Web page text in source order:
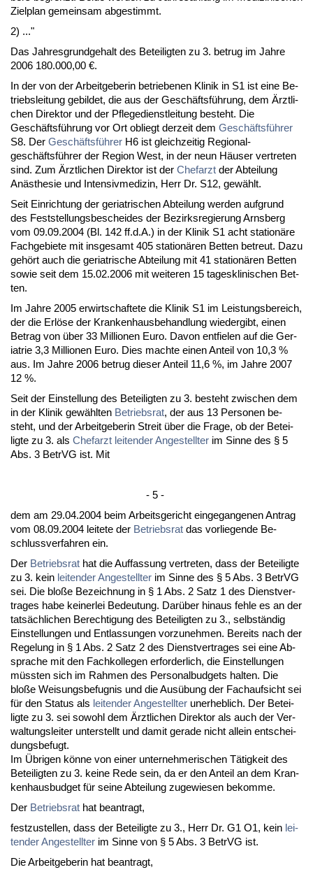
Ziel­plan ge­mein­sam ab­ge­stimmt.
2) ..."
Das Jah­res­grund­ge­halt des Be­tei­lig­ten zu 3. be­trug im Jah­re
2006 180.000,00 €.
In der von der Ar­beit­ge­be­rin be­trie­be­nen Kli­nik in S1 ist ei­ne Be­
triebs­lei­tung ge­bil­det, die aus der Geschäftsführung, dem Ärzt­li­
chen Di­rek­tor und der Pfle­ge­dienst­lei­tung be­steht. Die
Geschäftsführung vor Ort ob­liegt der­zeit dem Geschäftsführer
S8. Der Geschäftsführer H6 ist gleich­zei­tig Re­gio­nal­
geschäftsführer der Re­gi­on West, in der neun Häuser ver­tre­ten
sind. Zum Ärzt­li­chen Di­rek­tor ist der Chef­arzt der Ab­tei­lung
Anästhe­sie und In­ten­siv­me­di­zin, Herr Dr. S12, gewählt.
Seit Ein­rich­tung der ger­ia­tri­schen Ab­tei­lung wer­den auf­grund
des Fest­stel­lungs­be­schei­des der Be­zirks­re­gie­rung Arns­berg
vom 09.09.2004 (Bl. 142 ff.d.A.) in der Kli­nik S1 acht sta­ti­onäre
Fach­ge­bie­te mit ins­ge­samt 405 sta­ti­onären Bet­ten be­treut. Da­zu
gehört auch die ger­ia­tri­sche Ab­tei­lung mit 41 sta­ti­onären Bet­ten
so­wie seit dem 15.02.2006 mit wei­te­ren 15 ta­ges­kli­ni­schen Bet­
ten.
Im Jah­re 2005 er­wirt­schaf­te­te die Kli­nik S1 im Leis­tungs­be­reich,
der die Erlöse der Kran­ken­haus­be­hand­lung wie­der­gibt, ei­nen
Be­trag von über 33 Mil­lio­nen Eu­ro. Da­von ent­fie­len auf die Ger­
ia­trie 3,3 Mil­lio­nen Eu­ro. Dies mach­te ei­nen An­teil von 10,3 %
aus. Im Jah­re 2006 be­trug die­ser An­teil 11,6 %, im Jah­re 2007
12 %.
Seit der Ein­stel­lung des Be­tei­lig­ten zu 3. be­steht zwi­schen dem
in der Kli­nik gewähl­ten Be­triebs­rat, der aus 13 Per­so­nen be­
steht, und der Ar­beit­ge­be­rin Streit über die Fra­ge, ob der Be­tei­
lig­te zu 3. als Chef­arzt lei­ten­der An­ge­stell­ter im Sin­ne des § 5
Abs. 3 Be­trVG ist. Mit
- 5 -
dem am 29.04.2004 beim Ar­beits­ge­richt ein­ge­gan­ge­nen An­trag
vom 08.09.2004 lei­te­te der Be­triebs­rat das vor­lie­gen­de Be­
schluss­ver­fah­ren ein.
Der Be­triebs­rat hat die Auf­fas­sung ver­tre­ten, dass der Be­tei­lig­te
zu 3. kein lei­ten­der An­ge­stell­ter im Sin­ne des § 5 Abs. 3 Be­trVG
sei. Die bloße Be­zeich­nung in § 1 Abs. 2 Satz 1 des Dienst­ver­
tra­ges ha­be kei­ner­lei Be­deu­tung. Darüber hin­aus feh­le es an der
tatsächli­chen Be­rech­ti­gung des Be­tei­lig­ten zu 3., selbständig
Ein­stel­lun­gen und Ent­las­sun­gen vor­zu­neh­men. Be­reits nach der
Re­ge­lung in § 1 Abs. 2 Satz 2 des Dienst­ver­tra­ges sei ei­ne Ab­
spra­che mit den Fach­kol­le­gen er­for­der­lich, die Ein­stel­lun­gen
müss­ten sich im Rah­men des Per­so­nal­bud­gets hal­ten. Die
bloße Wei­sungs­be­fug­nis und die Ausübung der Fach­auf­sicht sei
für den Sta­tus als lei­ten­der An­ge­stell­ter un­er­heb­lich. Der Be­tei­
lig­te zu 3. sei so­wohl dem Ärzt­li­chen Di­rek­tor als auch der Ver­
wal­tungs­lei­ter un­ter­stellt und da­mit ge­ra­de nicht al­lein ent­schei­
dungs­be­fugt.
Im Übri­gen könne von ei­ner un­ter­neh­me­ri­schen Tätig­keit des
Be­tei­lig­ten zu 3. kei­ne Re­de sein, da er den An­teil an dem Kran­
ken­haus­bud­get für sei­ne Ab­tei­lung zu­ge­wie­sen be­kom­me.
Der Be­triebs­rat hat be­an­tragt,
fest­zu­stel­len, dass der Be­tei­lig­te zu 3., Herr Dr. G1 O1, kein lei­
ten­der An­ge­stell­ter im Sin­ne von § 5 Abs. 3 Be­trVG ist.
Die Ar­beit­ge­be­rin hat be­an­tragt,